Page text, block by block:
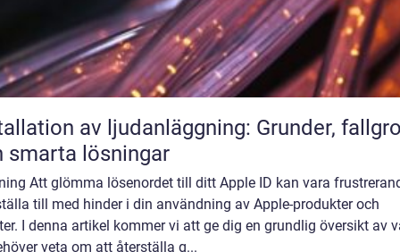
av ljudanläggning: Grunder,
smarta lösningar
Att glömma lösenordet till ditt Apple ID kan vara
till med hinder i din användning av Apple-produkter och
I denna artikel kommer vi att ge dig en grundlig översikt av
veta om att återställa g...